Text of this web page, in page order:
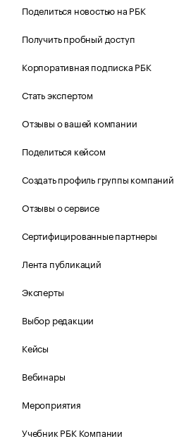
Поделиться новостью на РБК
Получить пробный доступ
Корпоративная подписка РБК
Стать экспертом
Отзывы о вашей компании
Поделиться кейсом
Создать профиль группы компаний
Отзывы о сервисе
Сертифицированные партнеры
Лента публикаций
Эксперты
Выбор редакции
Кейсы
Вебинары
Мероприятия
Учебник РБК Компании